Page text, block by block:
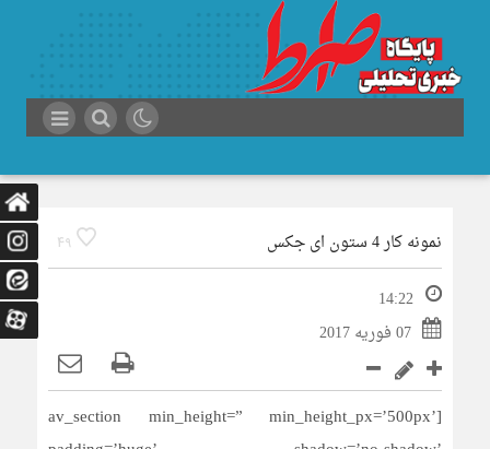
49
نمونه کار 4 ستون ای جکس
14:22
07 فوریه 2017
[av_section min_height=” min_height_px=’500px’